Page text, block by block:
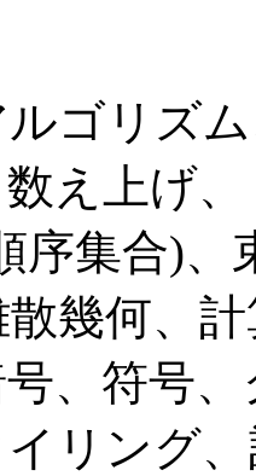
ゴリズ
え上げ、
序集合)、
幾何、
、符号
リング